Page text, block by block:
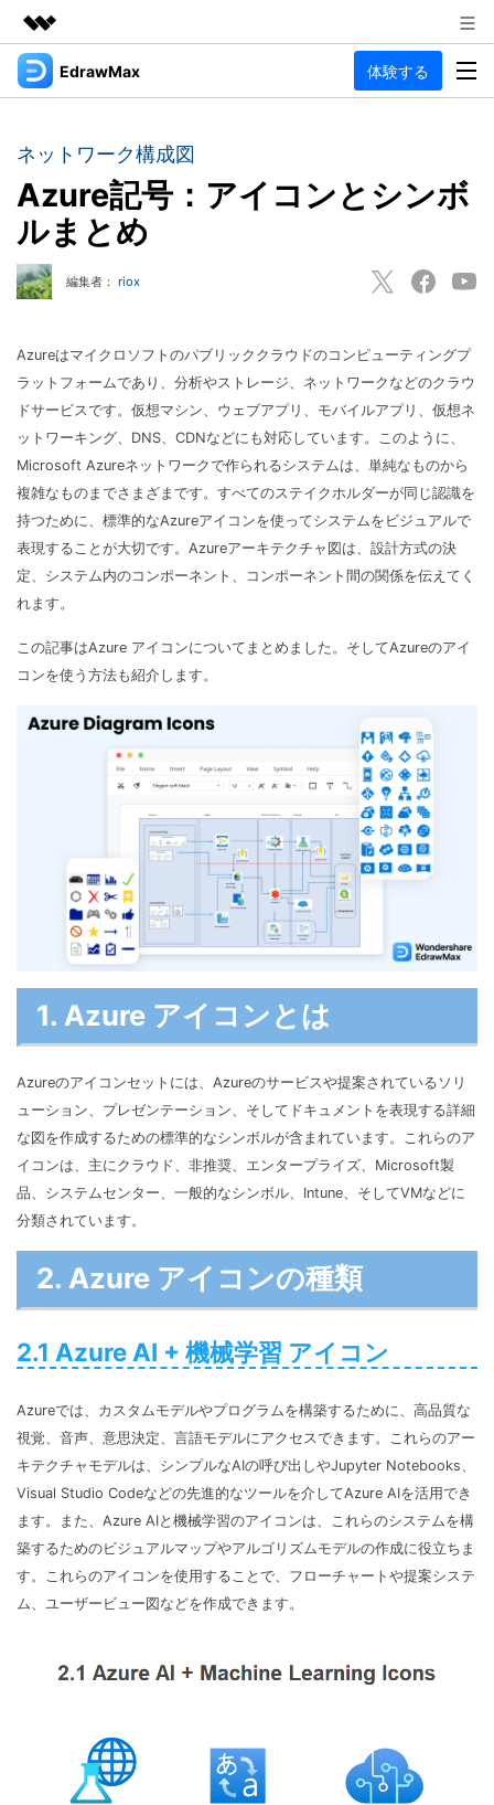
製品
ユーティリティ
概要
ソリューション
企業情報
プラン＆価格
サポート
EdrawMax 体験する
EdrawMax
マインドマップソフトウェア
作図種類
図面作成
フローチャート
P&ID
マインドマップ
コンセントマップ
ブレインストーミング
その他の図面種類 >>
リソース
記事と素材
記事
作図・思考整理に関するプロ記事
オンラインAIツール
最新情報
EdrawMind V13登場！
新機能一覧
ガイド
利用方法を案内します
EdrawMax > EdrawMind >
更新履歴
EdrawMax > EdrawMind >
動作環境
EdrawMax > EdrawMind >
法人向け
EdrawMax EdrawMind
無料ダウンロード
検索
ネットワーク構成図
Azure記号：アイコンとシンボ
ルまとめ
編集者： riox
Azureはマイクロソフトのパブリッククラウドのコンピューティングプ
ラットフォームであり、分析やストレージ、ネットワークなどのクラウ
ドサービスです。仮想マシン、ウェブアプリ、モバイルアプリ、仮想ネ
ットワーキング、DNS、CDNなどにも対応しています。このように、
Microsoft Azureネットワークで作られるシステムは、単純なものから
複雑なものまでさまざまです。すべてのステイクホルダーが同じ認識を
持つために、標準的なAzureアイコンを使ってシステムをビジュアルで
表現することが大切です。Azureアーキテクチャ図は、設計方式の決
定、システム内のコンポーネント、コンポーネント間の関係を伝えてく
れます。
この記事はAzure アイコンについてまとめました。そしてAzureのアイ
コンを使う方法も紹介します。
1. Azure アイコンとは
Azureのアイコンセットには、Azureのサービスや提案されているソリ
ューション、プレゼンテーション、そしてドキュメントを表現する詳細
な図を作成するための標準的なシンボルが含まれています。これらのア
イコンは、主にクラウド、非推奨、エンタープライズ、Microsoft製
品、システムセンター、一般的なシンボル、Intune、そしてVMなどに
分類されています。
2. Azure アイコンの種類
2.1 Azure AI + 機械学習 アイコン
Azureでは、カスタムモデルやプログラムを構築するために、高品質な
視覚、音声、意思決定、言語モデルにアクセスできます。これらのアー
キテクチャモデルは、シンプルなAIの呼び出しやJupyter Notebooks、
Visual Studio Codeなどの先進的なツールを介してAzure AIを活用でき
ます。また、Azure AIと機械学習のアイコンは、これらのシステムを構
築するためのビジュアルマップやアルゴリズムモデルの作成に役立ちま
す。これらのアイコンを使用することで、フローチャートや提案システ
ム、ユーザービュー図などを作成できます。